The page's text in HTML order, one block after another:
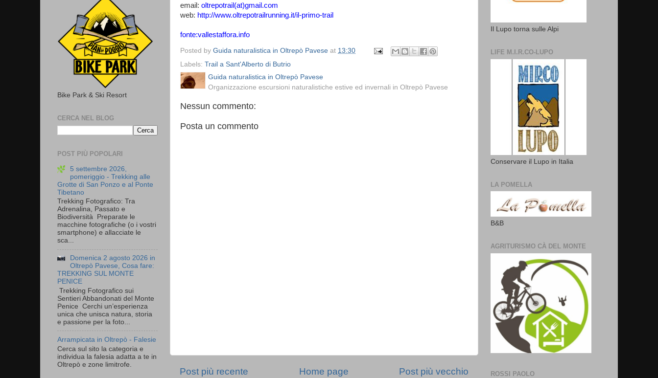
email: oltrepotrail(at)gmail.com
web: http://www.oltrepotrailrunning.it/il-primo-trail
fonte:vallestaffora.info
Posted by Guida naturalistica in Oltrepò Pavese at 13:30
Labels: Trail a Sant'Alberto di Butrio
Guida naturalistica in Oltrepò Pavese
Organizzazione escursioni naturalistiche estive ed invernali in Oltrepò Pavese
Nessun commento:
Posta un commento
Post più recente Post più vecchio
Home page
Bike Park & Ski Resort
CERCA NEL BLOG
POST PIÙ POPOLARI
5 settembre 2026,
pomeriggio - Trekking alle
Grotte di San Ponzo e al Ponte
Tibetano
Trekking Fotografico: Tra
Adrenalina, Passato e
Biodiversità Preparate le
macchine fotografiche (o i vostri
smartphone) e allacciate le
sca...
Domenica 2 agosto 2026 in
Oltrepò Pavese, Cosa fare:
TREKKING SUL MONTE
PENICE
Trekking Fotografico sui
Sentieri Abbandonati del Monte
Penice Cerchi un’esperienza
unica che unisca natura, storia
e passione per la foto...
Arrampicata in Oltrepò - Falesie
Cerca sul sito la categoria e
individua la falesia adatta a te in
Oltrepò e zone limitrofe.
Il Lupo torna sulle Alpi
LIFE M.I.R.CO-LUPO
Conservare il Lupo in Italia
LA POMELLA
B&B
AGRITURISMO CÀ DEL MONTE
ROSSI PAOLO